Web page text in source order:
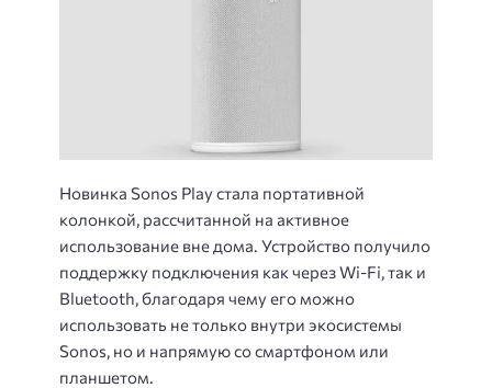
Новинка Sonos Play стала портативной
колонкой, рассчитанной на активное
использование вне дома. Устройство получило
поддержку подключения как через Wi-Fi, так и
Bluetooth, благодаря чему его можно
использовать не только внутри экосистемы
Sonos, но и напрямую со смартфоном или
планшетом.